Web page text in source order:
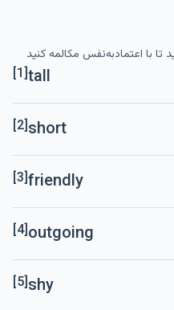
تا با اعتمادبه‌نفس مکالمه کنید
[1]tall
[2]short
[3]friendly
[4]outgoing
[5]shy